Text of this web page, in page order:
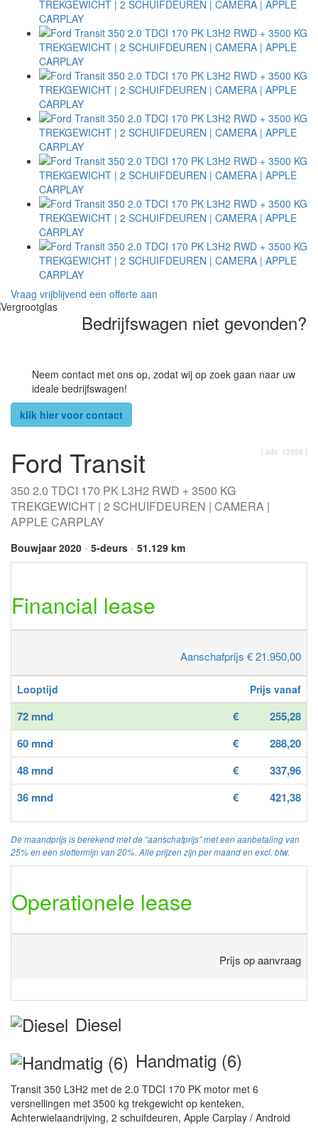
Vraag vrijblijvend een offerte aan
Bedrijfswagen niet gevonden?
Neem contact met ons op, zodat wij op zoek gaan naar uw
ideale bedrijfswagen!
klik hier voor contact
[ adv: 12559 ]
Ford Transit
350 2.0 TDCI 170 PK L3H2 RWD + 3500 KG
TREKGEWICHT | 2 SCHUIFDEUREN | CAMERA |
APPLE CARPLAY
Bouwjaar 2020 • 5-deurs • 51.129 km
Financial lease
Aanschafprijs € 21.950,00
Looptijd Prijs vanaf
72 mnd €
255,28
60 mnd
€
288,20
48 mnd
€
337,96
36 mnd
€ 421,38
De maandprijs is berekend met de “aanschafprijs” met een aanbetaling van
25% en een slottermijn van 20%. Alle prijzen zijn per maand en excl. btw.
Operationele lease
Prijs op aanvraag
Diesel
Handmatig (6)
Transit 350 L3H2 met de 2.0 TDCI 170 PK motor met 6
versnellingen met 3500 kg trekgewicht op kenteken,
Achterwielaandrijving, 2 schuifdeuren, Apple Carplay / Android